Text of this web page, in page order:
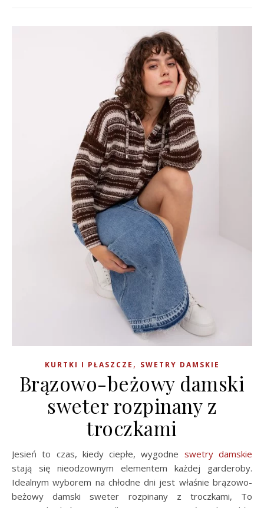
KURTKI I PŁASZCZE , SWETRY DAMSKIE
Brązowo-beżowy damski
sweter rozpinany z
troczkami
Jesień to czas, kiedy ciepłe, wygodne swetry damskie
stają się nieodzownym elementem każdej garderoby.
Idealnym wyborem na chłodne dni jest właśnie brązowo-
beżowy damski sweter rozpinany z troczkami, To